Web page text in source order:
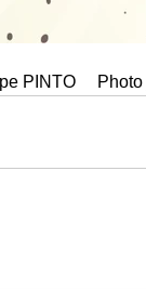
PINTO